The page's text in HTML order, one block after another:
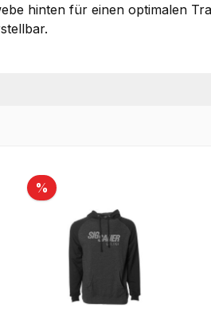
hinten für einen optimalen
% Rabatt